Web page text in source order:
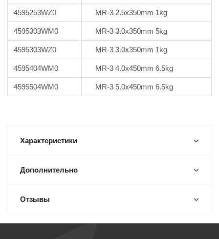
4595253WZ0 MR-3 2.5x350mm 1kg
4595303WM0 MR-3 3.0x350mm 5kg
4595303WZ0 MR-3 3.0x350mm 1kg
4595404WM0 MR-3 4.0x450mm 6.5kg
4595504WM0 MR-3 5.0x450mm 6.5kg
Характеристики
Дополнительно
Отзывы